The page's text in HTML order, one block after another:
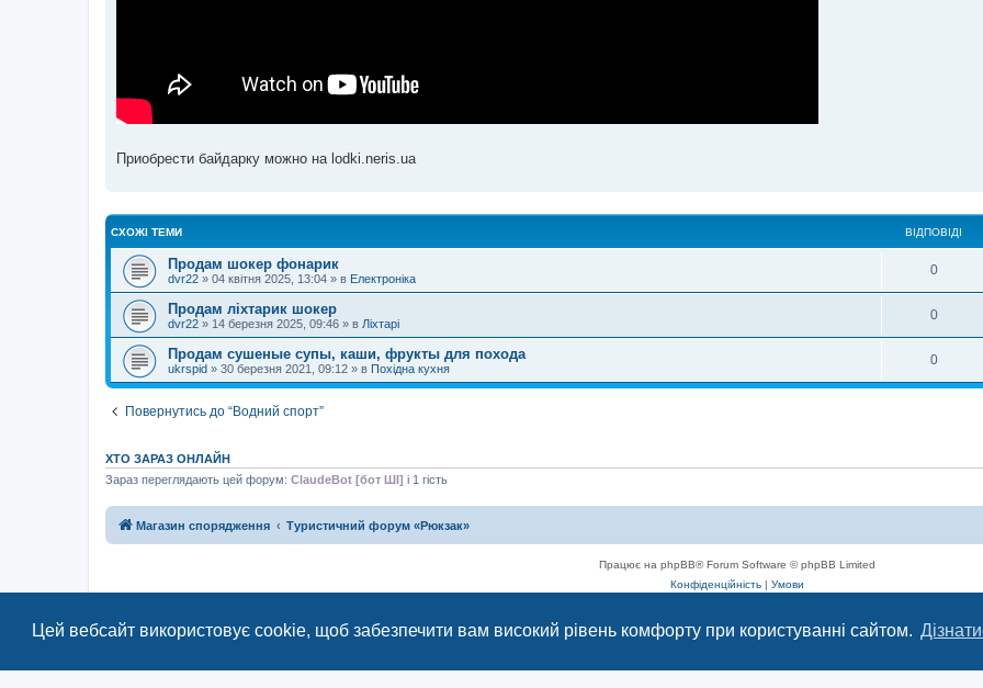
Цей вебсайт використовує cookie, щоб забезпечити вам високий рівень комфорту при користуванні сайтом.
Приобрести байдарку можно на lodki.neris.ua
СХОЖІ ТЕМИ ВІДПОВІДІ
Продам шокер фонарик
dvr22 » 04 квітня 2025, 13:04 » в Електроніка
0
Продам ліхтарик шокер
dvr22 » 14 березня 2025, 09:46 » в Ліхтарі
0
Продам сушеные супы, каши, фрукты для похода
ukrspid » 30 березня 2021, 09:12 » в Похідна кухня
0
Повернутись до “Водний спорт”
ХТО ЗАРАЗ ОНЛАЙН
Зараз переглядають цей форум: ClaudeBot [бот ШІ] і 1 гість
Магазин спорядження Туристичний форум «Рюкзак»
Працює на phpBB® Forum Software © phpBB Limited
Конфіденційність | Умови